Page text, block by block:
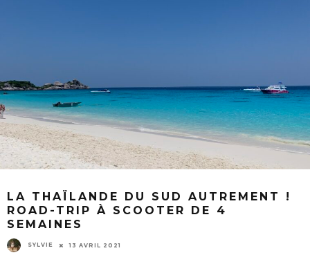
LA THAÏLANDE DU SUD AUTREMENT !
ROAD-TRIP À SCOOTER DE 4
SEMAINES
SYLVIE 13 AVRIL 2021